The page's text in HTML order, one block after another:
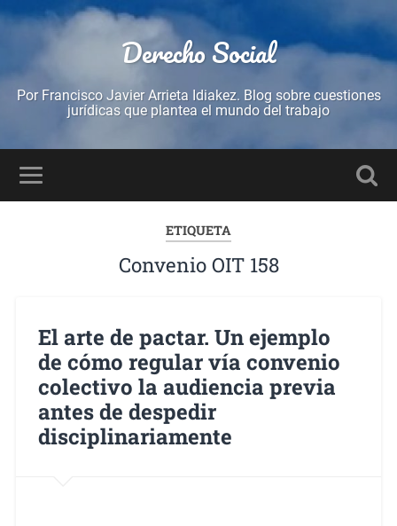
Derecho Social
Por Francisco Javier Arrieta Idiakez. Blog sobre cuestiones
jurídicas que plantea el mundo del trabajo
ETIQUETA
Convenio OIT 158
El arte de pactar. Un ejemplo
de cómo regular vía convenio
colectivo la audiencia previa
antes de despedir
disciplinariamente